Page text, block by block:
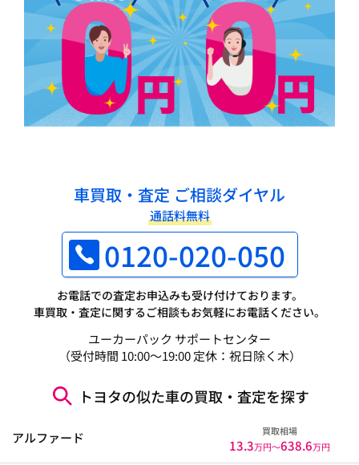
車買取・査定 ご相談ダイヤル
通話料無料
0120-020-050
お電話での査定お申込みも受け付けております。
車買取・査定に関するご相談もお気軽にお電話ください。
ユーカーパック サポートセンター
（受付時間 10:00～19:00 定休：祝日除く木）
トヨタの似た車の買取・査定を探す
アルファード 買取相場
13.3万円〜638.6万円